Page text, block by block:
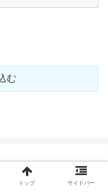
む
トップ サイドバー